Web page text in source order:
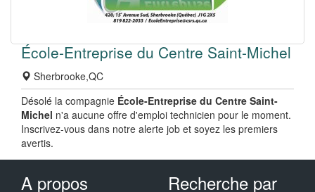
École-Entreprise du Centre Saint-Michel
Sherbrooke,QC
Désolé la compagnie École-Entreprise du Centre Saint-
Michel n'a aucune offre d'emploi technicien pour le moment.
Inscrivez-vous dans notre alerte job et soyez les premiers
avertis.
A propos Recherche par